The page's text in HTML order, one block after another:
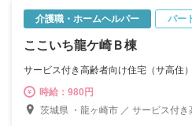
介護職・ホームヘルパー パー
ここいち龍ケ崎Ｂ棟
サービス付き高齢者向け住宅（サ高住）
時給：980円
茨城県 ・龍ヶ崎市 ／ サービス付き